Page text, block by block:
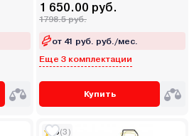
1 650.00 руб.
1798.5 руб.
от 41 руб. руб./мес.
Еще 3 комплектации
Купить
5(3)